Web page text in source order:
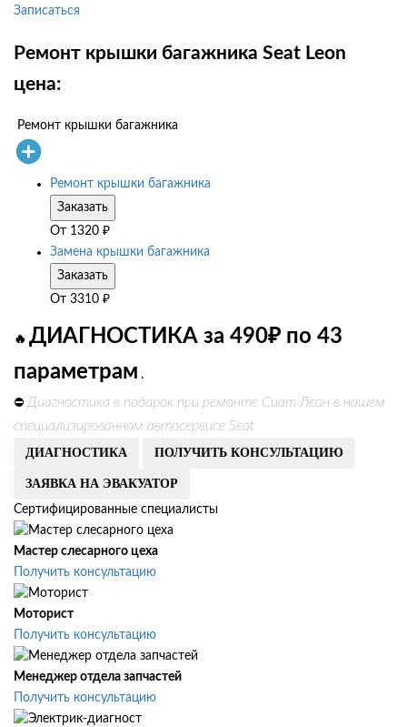
Записаться
Ремонт крышки багажника Seat Leon
цена:
Ремонт крышки багажника
Ремонт крышки багажника
Заказать
От 1320 ₽
Замена крышки багажника
Заказать
От 3310 ₽
🔥 ДИАГНОСТИКА за 490₽ по 43
параметрам .
⛔ Диагностика в подарок при ремонте Сиат Леон в нашем
специализированном автосервисе Seat
ДИАГНОСТИКА ПОЛУЧИТЬ КОНСУЛЬТАЦИЮ
ЗАЯВКА НА ЭВАКУАТОР
Сертифицированные специалисты
Мастер слесарного цеха
Получить консультацию
Моторист
Получить консультацию
Менеджер отдела запчастей
Получить консультацию